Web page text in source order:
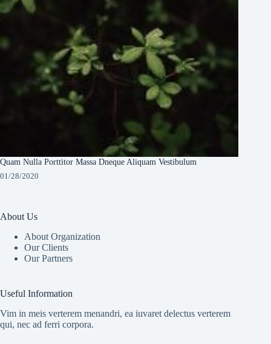
Quam Nulla Porttitor Massa Dneque Aliquam Vestibulum
01/28/2020
About Us
About Organization
Our Clients
Our Partners
Useful Information
Vim in meis verterem menandri, ea iuvaret delectus verterem
qui, nec ad ferri corpora.